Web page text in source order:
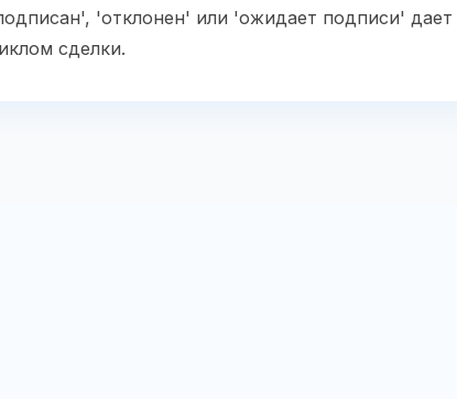
'отклонен' или 'ожидает подписи' дает
сделки.